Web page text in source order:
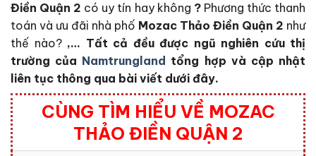
Điền Quận 2 có uy tín hay không ? Phương thức thanh
toán và ưu đãi nhà phố Mozac Thảo Điền Quận 2 như
thế nào? ,… Tất cả đều được ngũ nghiên cứu thị
trường của Namtrungland tổng hợp và cập nhật
liên tục thông qua bài viết dưới đây.
CÙNG TÌM HIỂU VỀ MOZAC
THẢO ĐIỀN QUẬN 2